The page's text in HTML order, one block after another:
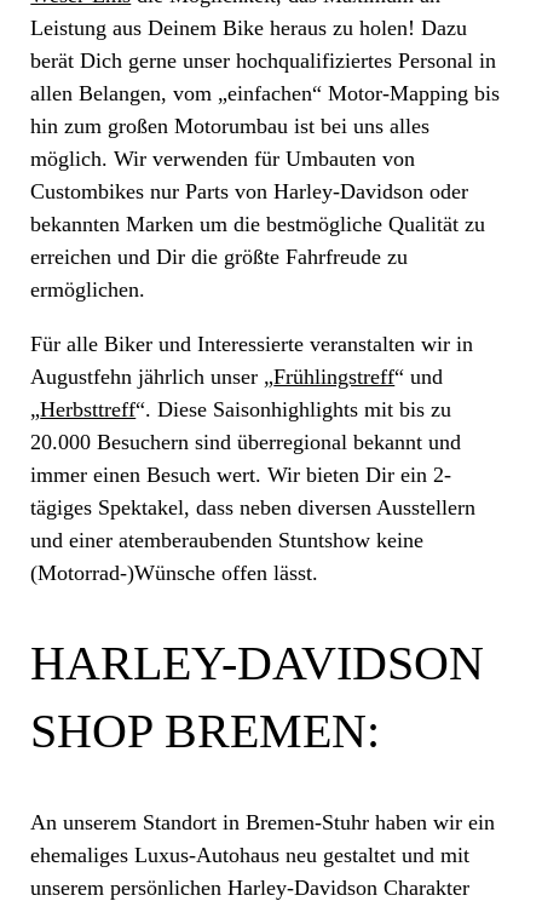
Leistung aus Deinem Bike heraus zu holen! Dazu
berät Dich gerne unser hochqualifiziertes Personal in
allen Belangen, vom „einfachen“ Motor-Mapping bis
hin zum großen Motorumbau ist bei uns alles
möglich. Wir verwenden für Umbauten von
Custombikes nur Parts von Harley-Davidson oder
bekannten Marken um die bestmögliche Qualität zu
erreichen und Dir die größte Fahrfreude zu
ermöglichen.
Für alle Biker und Interessierte veranstalten wir in
Augustfehn jährlich unser „Frühlingstreff“ und
„Herbsttreff“. Diese Saisonhighlights mit bis zu
20.000 Besuchern sind überregional bekannt und
immer einen Besuch wert. Wir bieten Dir ein 2-
tägiges Spektakel, dass neben diversen Ausstellern
und einer atemberaubenden Stuntshow keine
(Motorrad-)Wünsche offen lässt.
HARLEY-DAVIDSON
SHOP BREMEN:
An unserem Standort in Bremen-Stuhr haben wir ein
ehemaliges Luxus-Autohaus neu gestaltet und mit
unserem persönlichen Harley-Davidson Charakter